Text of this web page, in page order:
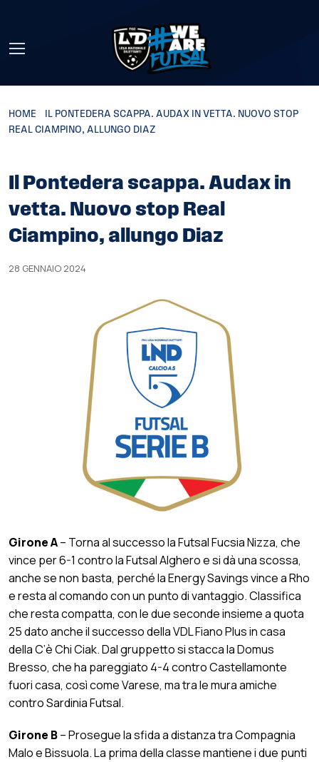
HOME
IL PONTEDERA SCAPPA. AUDAX IN VETTA. NUOVO STOP
REAL CIAMPINO, ALLUNGO DIAZ
Il Pontedera scappa. Audax in
vetta. Nuovo stop Real
Ciampino, allungo Diaz
28 GENNAIO 2024
Girone A– Torna al successo la Futsal Fucsia Nizza, che
vince per 6-1 contro la Futsal Alghero e si dà una scossa,
anche se non basta, perché la Energy Savings vince a Rho
e resta al comando con un punto di vantaggio. Classifica
che resta compatta, con le due seconde insieme a quota
25 dato anche il successo della VDL Fiano Plus in casa
della C’è Chi Ciak. Dal gruppetto si stacca la Domus
Bresso, che ha pareggiato 4-4 contro Castellamonte
fuori casa, così come Varese, ma tra le mura amiche
contro Sardinia Futsal.
Girone B– Prosegue la sfida a distanza tra Compagnia
Malo e Bissuola. La prima della classe mantiene i due punti